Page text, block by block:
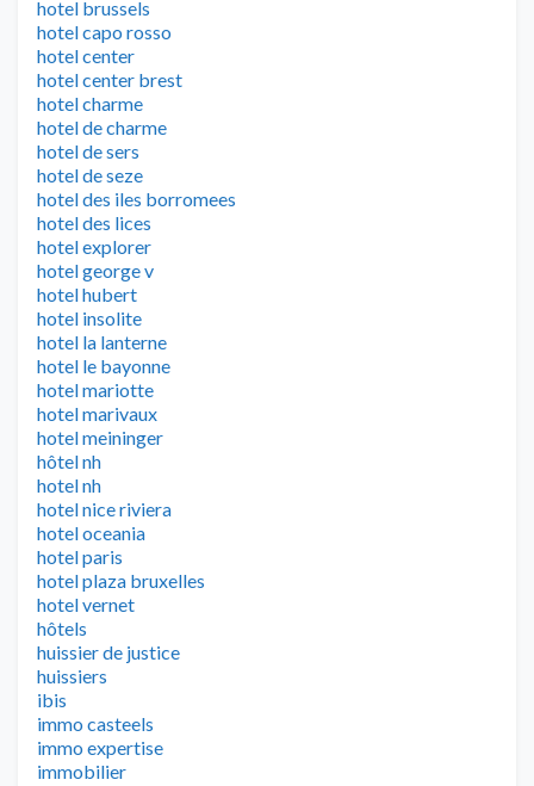
hotel brussels
hotel capo rosso
hotel center
hotel center brest
hotel charme
hotel de charme
hotel de sers
hotel de seze
hotel des iles borromees
hotel des lices
hotel explorer
hotel george v
hotel hubert
hotel insolite
hotel la lanterne
hotel le bayonne
hotel mariotte
hotel marivaux
hotel meininger
hôtel nh
hotel nh
hotel nice riviera
hotel oceania
hotel paris
hotel plaza bruxelles
hotel vernet
hôtels
huissier de justice
huissiers
ibis
immo casteels
immo expertise
immobilier